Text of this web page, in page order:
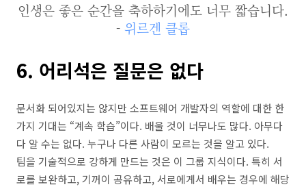
인생은 좋은 순간을 축하하기에도 너무 짧습니다.
- 위르겐 클롭
6. 어리석은 질문은 없다
문서화 되어있지는 않지만 소프트웨어 개발자의 역할에 대한 한
가지 기대는 “계속 학습”이다. 배울 것이 너무나도 많다. 아무다
다 알 수는 없다. 누구나 다른 사람이 모르는 것을 알고 있다.
팀을 기술적으로 강하게 만드는 것은 이 그룹 지식이다. 특히 서
로를 보완하고, 기꺼이 공유하고, 서로에게서 배우는 경우에 해당